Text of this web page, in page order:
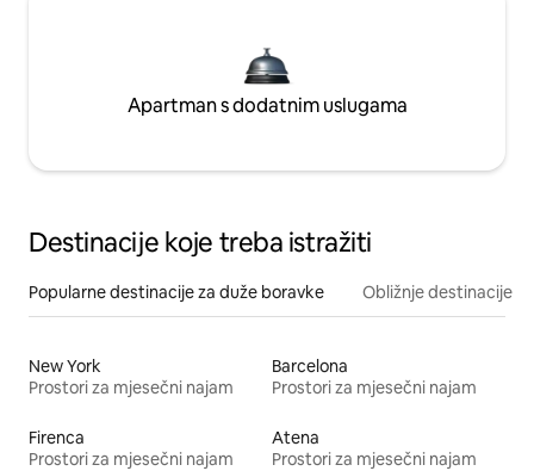
Apartman s dodatnim uslugama
Destinacije koje treba istražiti
Popularne destinacije za duže boravke Obližnje destinacije
New York
Prostori za mjesečni najam
Barcelona
Prostori za mjesečni najam
Firenca
Prostori za mjesečni najam
Atena
Prostori za mjesečni najam